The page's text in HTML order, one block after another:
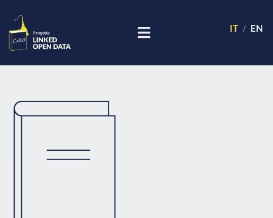
IT EN